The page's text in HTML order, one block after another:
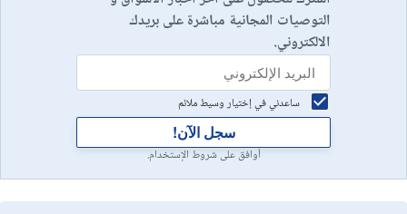
التوصيات المجانية مباشرة على بريدك
الالكتروني.
ساعدني في إختيار وسيط ملائم
سجل الآن!
أوافق على شروط الإستخدام.